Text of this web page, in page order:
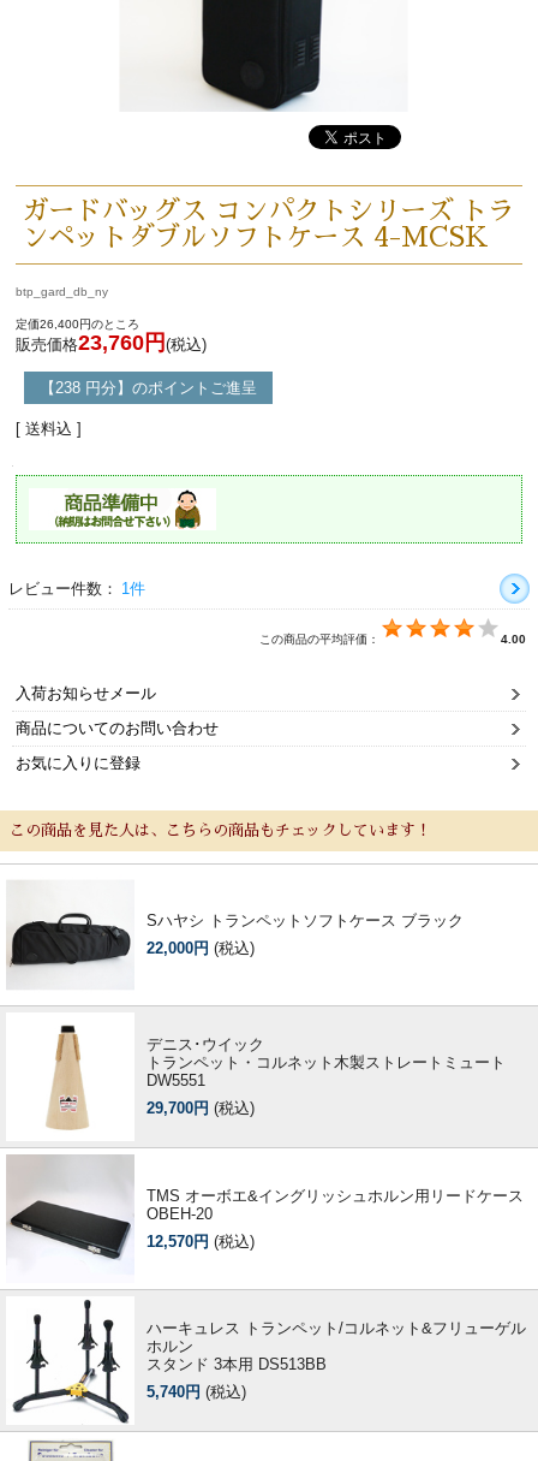
ガードバッグス コンパクトシリーズ トラ
ンペットダブルソフトケース 4-MCSK
btp_gard_db_ny
定価26,400円のところ
販売価格23,760円 (税込)
【238 円分】のポイントご進呈
[ 送料込 ]
レビュー件数： 1件
この商品の平均評価： 4.00
入荷お知らせメール
商品についてのお問い合わせ
お気に入りに登録
この商品を見た人は、こちらの商品もチェックしています！
Sハヤシ トランペットソフトケース ブラック
22,000円 (税込)
デニス･ウイック
トランペット・コルネット木製ストレートミュート
DW5551
29,700円 (税込)
TMS オーボエ&イングリッシュホルン用リードケース
OBEH-20
12,570円 (税込)
ハーキュレス トランペット/コルネット&フリューゲル
ホルン
スタンド 3本用 DS513BB
5,740円 (税込)